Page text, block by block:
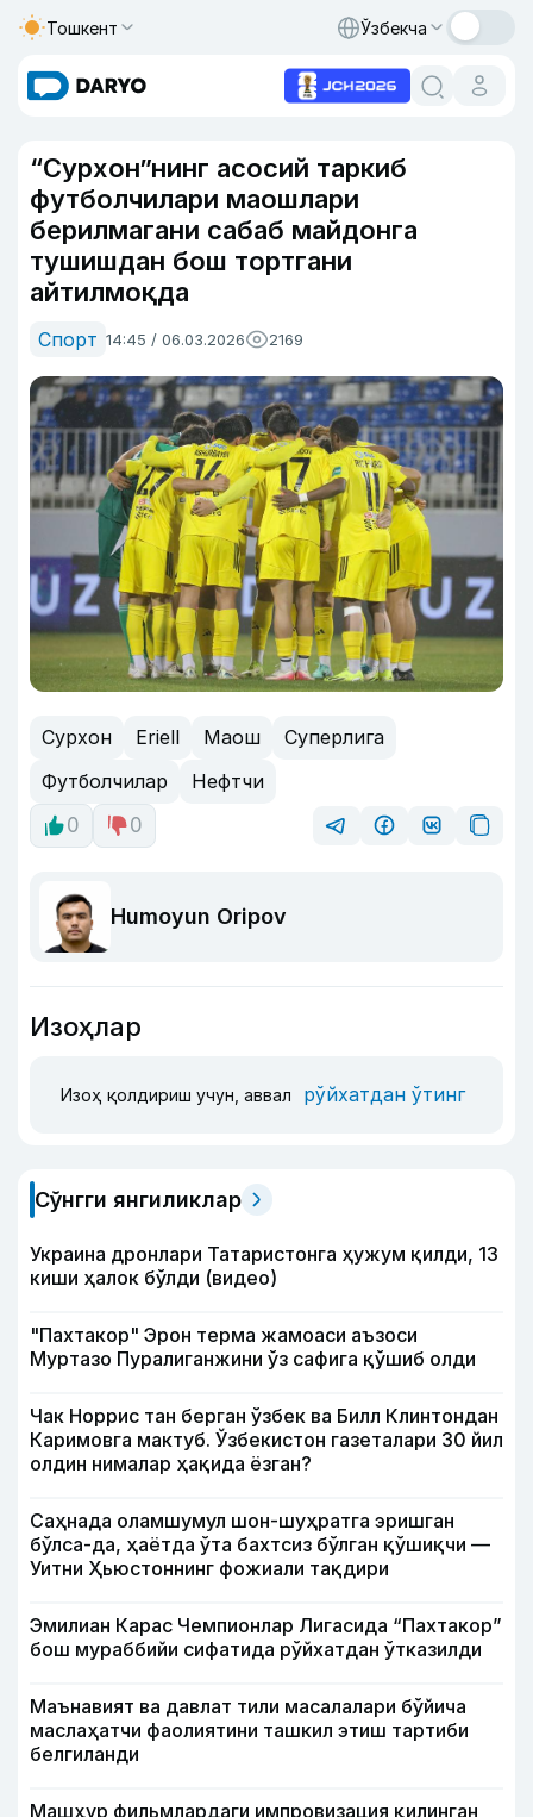
Тошкент Ўзбекча
“Сурхон”нинг асосий таркиб
футболчилари маошлари
берилмагани сабаб майдонга
тушишдан бош тортгани
айтилмоқда
Спорт 14:45 / 06.03.2026 2169
Сурхон Eriell Маош
Суперлига
Футболчилар
Нефтчи
0
0
Humoyun Oripov
Изоҳлар
Изоҳ қолдириш учун, аввал рўйхатдан ўтинг
Сўнгги янгиликлар
Украина дронлари Татаристонга ҳужум қилди, 13
киши ҳалок бўлди (видео)
"Пахтакор" Эрон терма жамоаси аъзоси
Муртазо Пуралиганжини ўз сафига қўшиб олди
Чак Норрис тан берган ўзбек ва Билл Клинтондан
Каримовга мактуб. Ўзбекистон газеталари 30 йил
олдин нималар ҳақида ёзган?
Саҳнада оламшумул шон-шуҳратга эришган
бўлса-да, ҳаётда ўта бахтсиз бўлган қўшиқчи —
Уитни Ҳьюстоннинг фожиали тақдири
Эмилиан Карас Чемпионлар Лигасида “Пахтакор”
бош мураббийи сифатида рўйхатдан ўтказилди
Маънавият ва давлат тили масалалари бўйича
маслаҳатчи фаолиятини ташкил этиш тартиби
белгиланди
Машҳур фильмлардаги импровизация қилинган